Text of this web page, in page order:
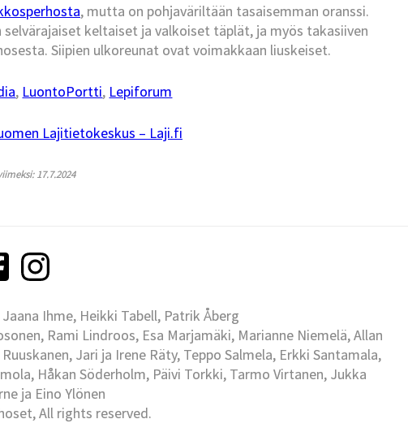
, mutta on pohjaväriltään tasaisemman oranssi.
keltaiset ja valkoiset täplät, ja myös takasiiven
Siipien ulkoreunat ovat voimakkaan liuskeiset.
, LuontoPortti, Lepiforum
Lajitietokeskus – Laji.fi
17.7.2024
Ihme, Heikki Tabell, Patrik Åberg
Rami Lindroos, Esa Marjamäki, Marianne Niemelä, Allan
Jari ja Irene Räty, Teppo Salmela, Erkki Santamala,
Håkan Söderholm, Päivi Torkki, Tarmo Virtanen, Jukka
ja Eino Ylönen
All rights reserved.